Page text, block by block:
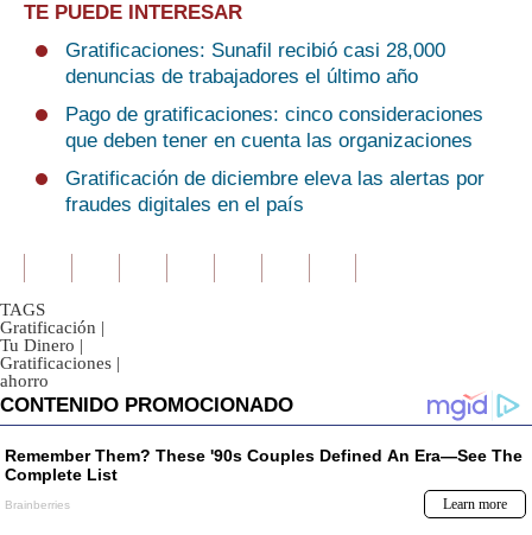
TE PUEDE INTERESAR
Gratificaciones: Sunafil recibió casi 28,000
denuncias de trabajadores el último año
Pago de gratificaciones: cinco consideraciones
que deben tener en cuenta las organizaciones
Gratificación de diciembre eleva las alertas por
fraudes digitales en el país
TAGS
Gratificación |
Tu Dinero |
Gratificaciones |
ahorro